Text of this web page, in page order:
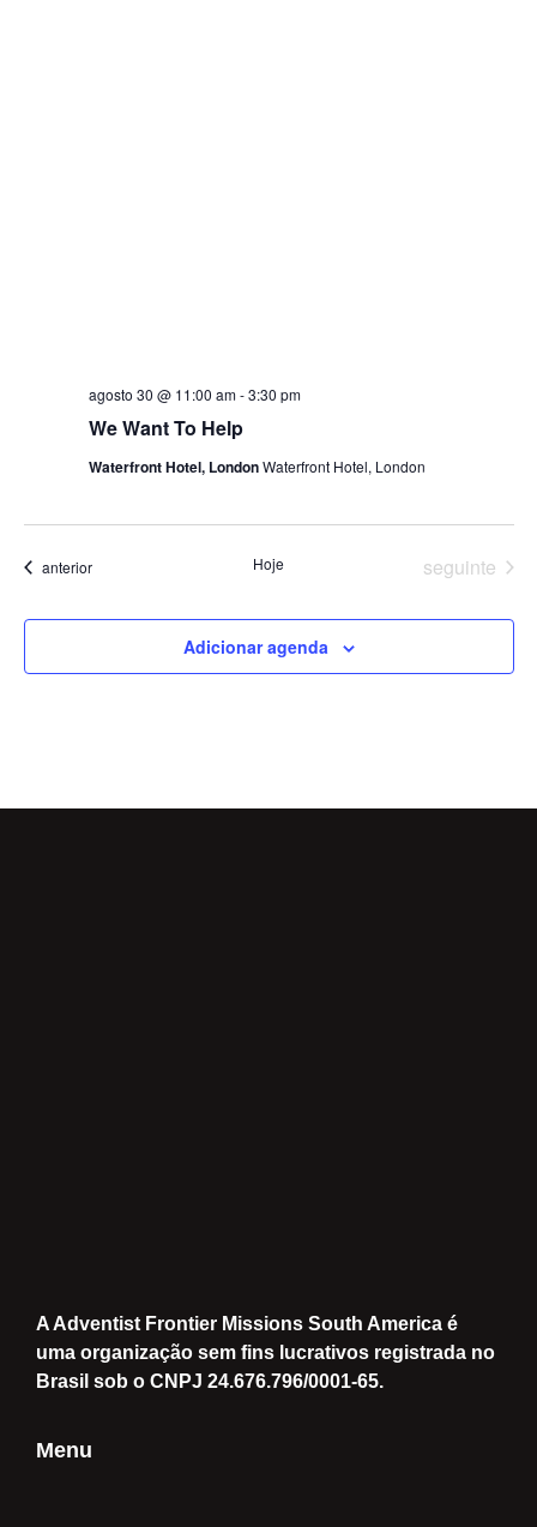
We Want To Help
agosto 30 @ 11:00 am-3:30 pm
Waterfront Hotel, LondonWaterfront Hotel, London
Eventos
anterior Hoje Eventos
seguinte
Adicionar agenda
A Adventist Frontier Missions South America é
uma organização sem fins lucrativos registrada no
Brasil sob o CNPJ 24.676.796/0001-65.
Menu